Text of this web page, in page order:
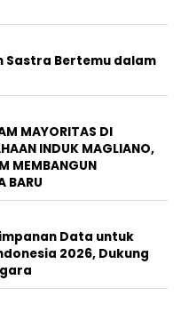
Sastra Bertemu dalam
MAYORITAS DI
INDUK MAGLIANO,
MEMBANGUN
BARU
Data untuk
2026, Dukung